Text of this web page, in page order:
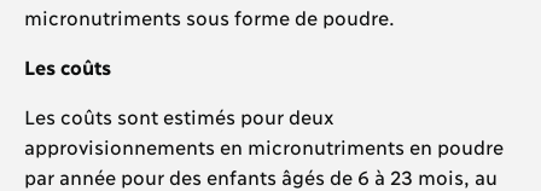
micronutriments sous forme de poudre.
Les coûts
Les coûts sont estimés pour deux
approvisionnements en micronutriments en poudre
par année pour des enfants âgés de 6 à 23 mois, au